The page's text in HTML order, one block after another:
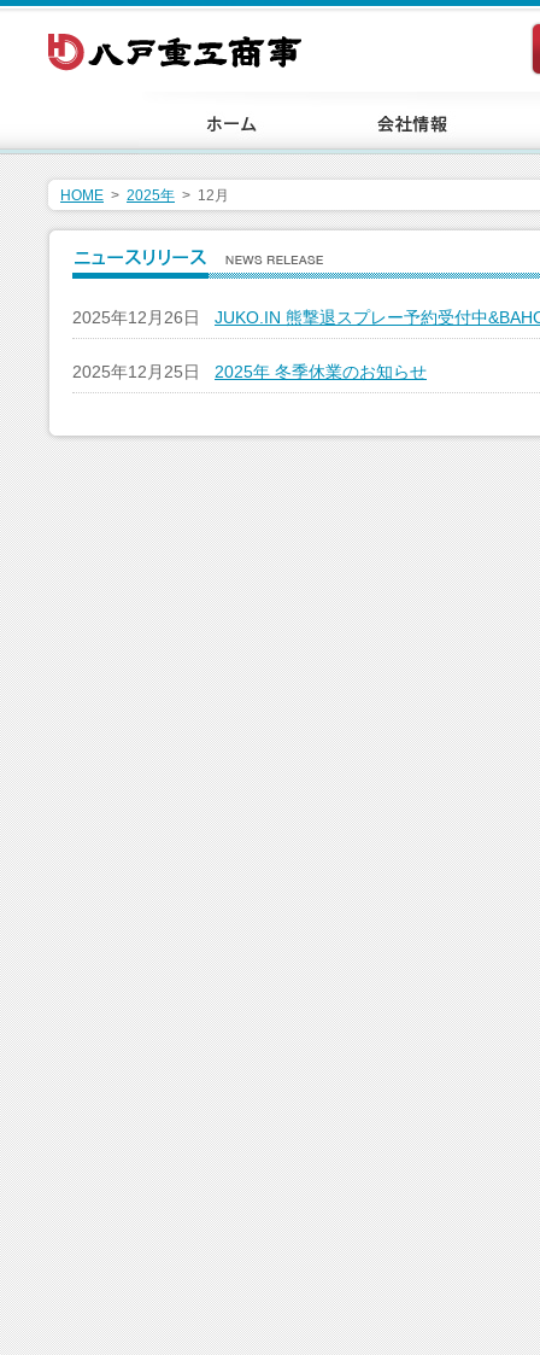
HOME > 2025年 > 12月
2025年12月26日 JUKO.IN 熊撃退スプレー予約受付中
2025年12月25日 2025年 冬季休業のお知らせ